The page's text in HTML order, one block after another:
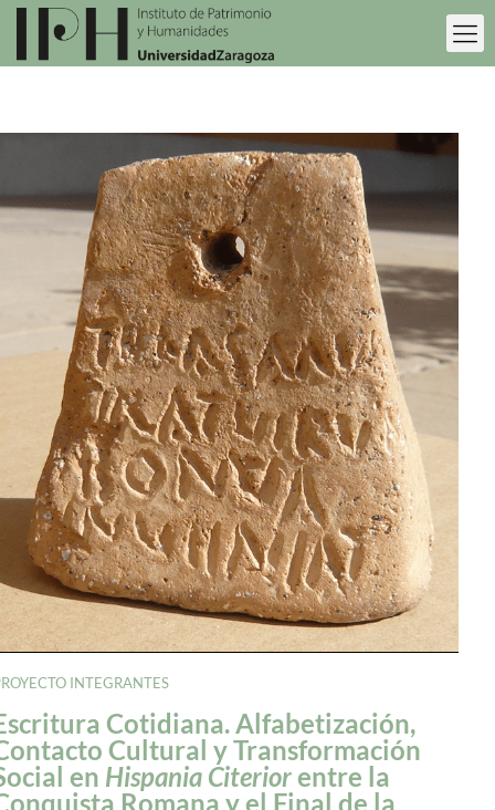
INTEGRANTES
Cotidiana. Alfabetización,
Cultural y Transformación
en Hispania Citeriorentre la
Romana y el Final de la